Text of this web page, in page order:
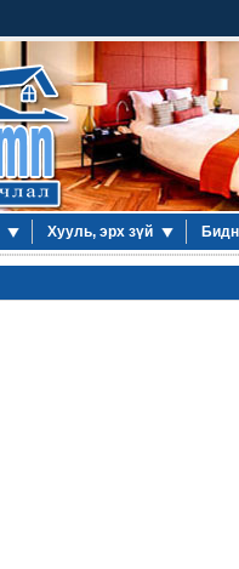
Хууль, эрх зүй